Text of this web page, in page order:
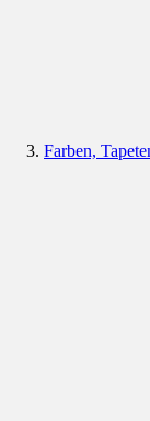
Farben,